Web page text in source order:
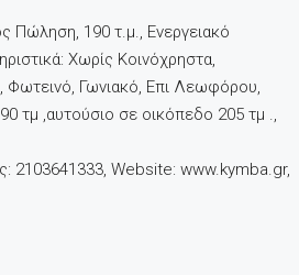
Πώληση, 190 τ.μ., Ενεργειακό
Χωρίς Κοινόχρηστα,
Γωνιακό, Επι Λεωφόρου,
τμ ,αυτούσιο σε οικόπεδο 205 τμ .,
2103641333, Website: www.kymba.gr,